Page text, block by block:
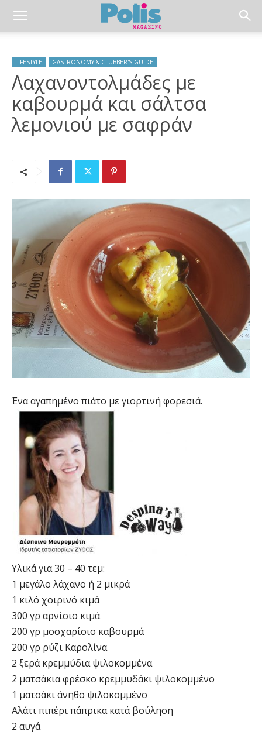
LIFESTYLE GASTRONOMY & CLUBBER'S GUIDE
Λαχανοντολμάδες με
καβουρμά και σάλτσα
λεμονιού με σαφράν
Ένα αγαπημένο πιάτο με γιορτινή φορεσιά.
Υλικά για 30 – 40 τεμ:
1 μεγάλο λάχανο ή 2 μικρά
1 κιλό χοιρινό κιμά
300 γρ αρνίσιο κιμά
200 γρ μοσχαρίσιο καβουρμά
200 γρ ρύζι Καρολίνα
2 ξερά κρεμμύδια ψιλοκομμένα
2 ματσάκια φρέσκο κρεμμυδάκι ψιλοκομμένο
1 ματσάκι άνηθο ψιλοκομμένο
Αλάτι πιπέρι πάπρικα κατά βούληση
2 αυγά